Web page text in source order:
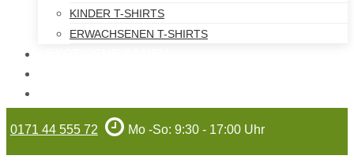
KINDER T-SHIRTS
ERWACHSENEN T-SHIRTS
0171 44 555 72 Mo -So: 9:30 - 17:00 Uhr